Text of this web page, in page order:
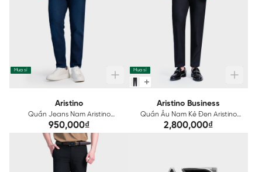
Mua sỉ
Aristino
Quần Jeans Nam Aristino
AJN0030Z
950,000₫
Mua sỉ
Aristino Business
Quần Âu Nam Kẻ Đen Aristino
Business 1TR0110S2
2,800,000₫